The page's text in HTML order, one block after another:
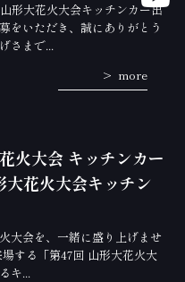
形大花火大会キッチンカー出
をいただき、誠にありがとう
さまで...
more
火大会 キッチンカー
大花火大会キッチン
大会を、一緒に盛り上げませ
する「第47回 山形大花火大
キ...